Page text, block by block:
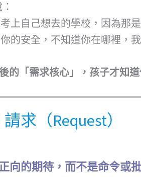
考上自己想去的學校，因為那
你的安全，不知道你在哪裡，我
的「需求核心」，孩子才知
求（Request）
向的期待，而不是命令或